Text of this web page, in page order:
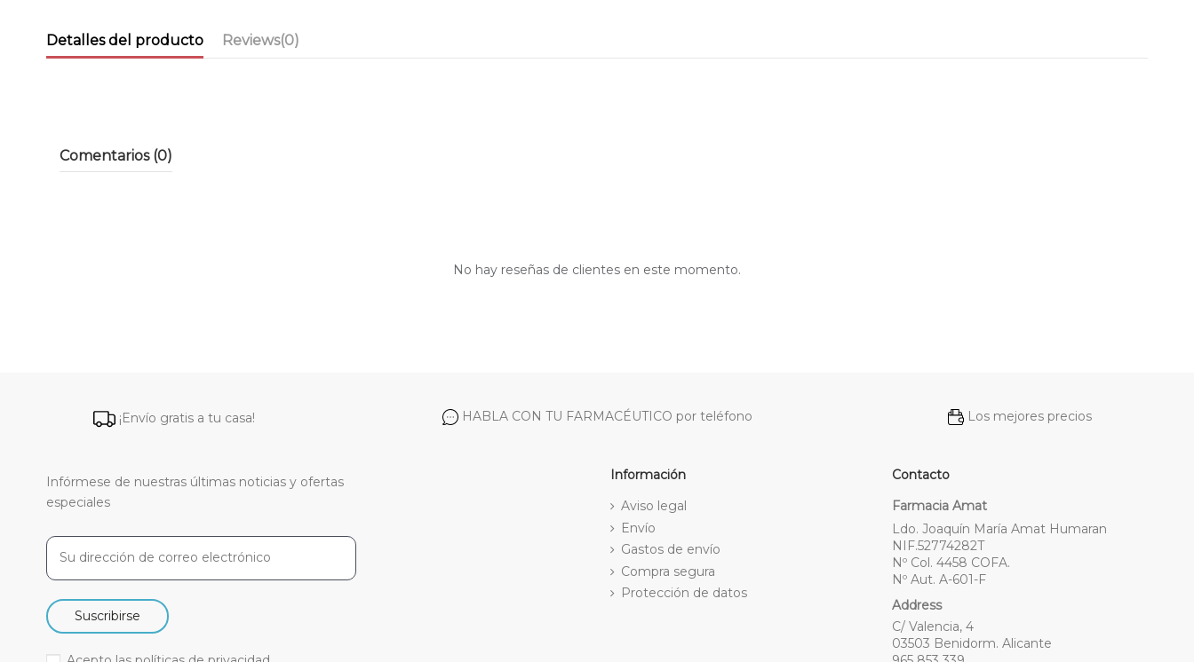
Detalles del producto Reviews(0)
Comentarios (0)
No hay reseñas de clientes en este momento.
¡Envío gratis a tu casa! HABLA CON TU FARMACÉUTICO por teléfono Los mejores precios
Infórmese de nuestras últimas noticias y ofertas
especiales
Suscribirse
Información
Aviso legal
Envío
Gastos de envío
Compra segura
Protección de datos
Contacto
Farmacia Amat
Ldo. Joaquín María Amat Humaran
NIF.52774282T
Nº Col. 4458 COFA.
Nº Aut. A-601-F
Address
C/ Valencia, 4
03503 Benidorm. Alicante